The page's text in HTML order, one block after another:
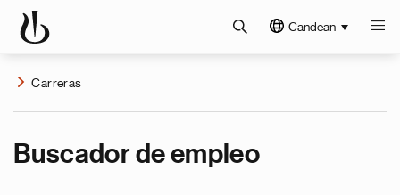
Candean
Carreras
Buscador de empleo